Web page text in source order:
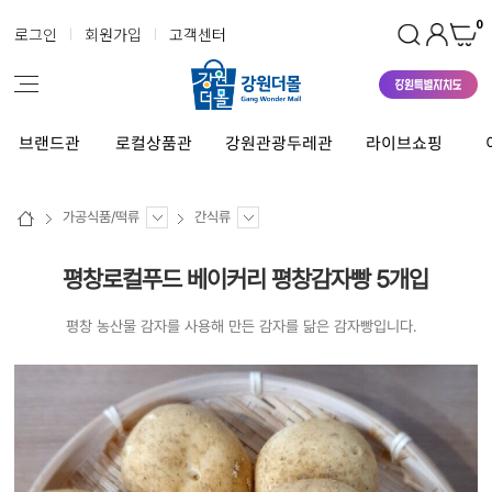
로그인 회원가입 고객센터 0
브랜드관 로컬상품관 강원관광두레관 라이브쇼핑
가공식품/떡류 간식류
평창로컬푸드 베이커리 평창감자빵 5개입
평창 농산물 감자를 사용해 만든 감자를 닮은 감자빵입니다.